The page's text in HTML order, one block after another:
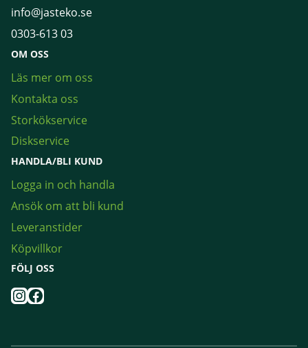
info@jasteko.se
0303-613 03
OM OSS
Läs mer om oss
Kontakta oss
Storkökservice
Diskservice
HANDLA/BLI KUND
Logga in och handla
Ansök om att bli kund
Leveranstider
Köpvillkor
FÖLJ OSS
Instagram
Facebook